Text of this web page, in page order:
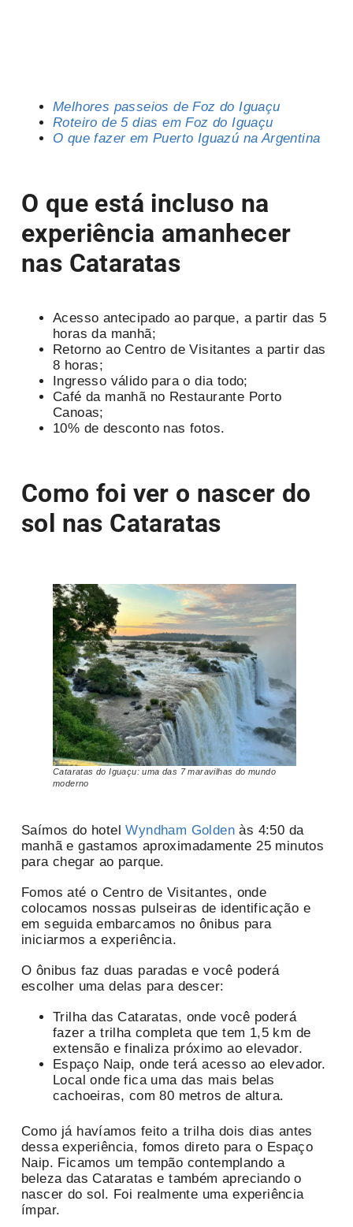
Melhores passeios de Foz do Iguaçu
Roteiro de 5 dias em Foz do Iguaçu
O que fazer em Puerto Iguazú na Argentina
O que está incluso na
experiência amanhecer
nas Cataratas
Acesso antecipado ao parque, a partir das 5
horas da manhã;
Retorno ao Centro de Visitantes a partir das
8 horas;
Ingresso válido para o dia todo;
Café da manhã no Restaurante Porto
Canoas;
10% de desconto nas fotos.
Como foi ver o nascer do
sol nas Cataratas
Cataratas do Iguaçu: uma das 7 maravilhas do mundo
moderno
Saímos do hotelWyndham Golden às 4:50 da
manhã e gastamos aproximadamente 25 minutos
para chegar ao parque.
Fomos até o Centro de Visitantes, onde
colocamos nossas pulseiras de identificação e
em seguida embarcamos no ônibus para
iniciarmos a experiência.
O ônibus faz duas paradas e você poderá
escolher uma delas para descer:
Trilha das Cataratas, onde você poderá
fazer a trilha completa que tem 1,5 km de
extensão e finaliza próximo ao elevador.
Espaço Naip, onde terá acesso ao elevador.
Local onde fica uma das mais belas
cachoeiras, com 80 metros de altura.
Como já havíamos feito a trilha dois dias antes
dessa experiência, fomos direto para o Espaço
Naip. Ficamos um tempão contemplando a
beleza das Cataratas e também apreciando o
nascer do sol. Foi realmente uma experiência
ímpar.